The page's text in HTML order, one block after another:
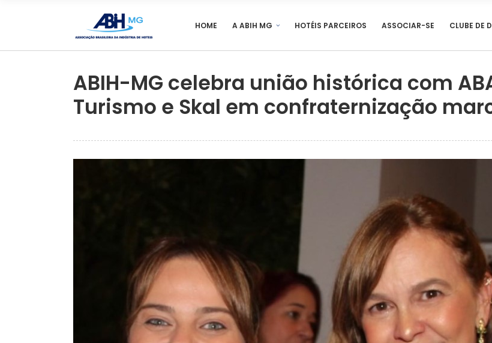
HOME A ABIH MG HOTÉIS PARCEIROS ASSOCIAR-SE CLUBE DE
ABIH-MG celebra união histórica com
Turismo e Skal em confraternização